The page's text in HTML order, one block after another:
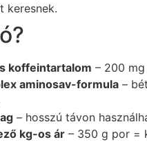
keresnek.
koffeintartalom – 200
aminosav-formula –
– hosszú távon
kg-os ár – 350 g por =